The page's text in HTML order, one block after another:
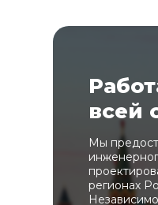
всей
Мы
регионах